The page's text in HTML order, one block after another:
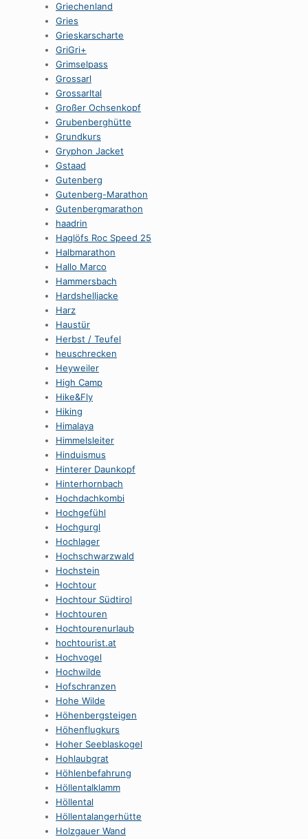
Griechenland
Gries
Grieskarscharte
GriGri+
Grimselpass
Grossarl
Grossarltal
Großer Ochsenkopf
Grubenberghütte
Grundkurs
Gryphon Jacket
Gstaad
Gutenberg
Gutenberg-Marathon
Gutenbergmarathon
haadrin
Haglöfs Roc Speed 25
Halbmarathon
Hallo Marco
Hammersbach
Hardshelljacke
Harz
Haustür
Herbst / Teufel
heuschrecken
Heyweiler
High Camp
Hike&Fly
Hiking
Himalaya
Himmelsleiter
Hinduismus
Hinterer Daunkopf
Hinterhornbach
Hochdachkombi
Hochgefühl
Hochgurgl
Hochlager
Hochschwarzwald
Hochstein
Hochtour
Hochtour Südtirol
Hochtouren
Hochtourenurlaub
hochtourist.at
Hochvogel
Hochwilde
Hofschranzen
Hohe Wilde
Höhenbergsteigen
Höhenflugkurs
Hoher Seeblaskogel
Hohlaubgrat
Höhlenbefahrung
HöllentaIklamm
Höllental
Höllentalangerhütte
Holzgauer Wand